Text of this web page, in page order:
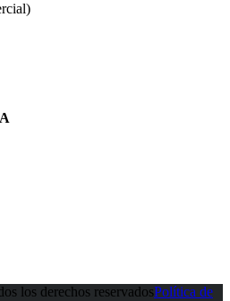
los derechos reservadosPolítica de